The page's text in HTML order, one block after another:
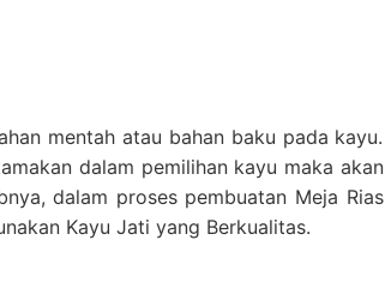
mentah atau bahan baku pada kayu.
dalam pemilihan kayu maka akan
dalam proses pembuatan Meja Rias
Kayu Jati yang Berkualitas.